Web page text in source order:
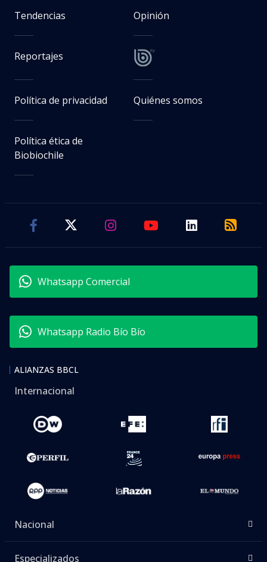
Tendencias Opinión
Reportajes
Política de privacidad Quiénes somos
Política ética de
Biobiochile
Whatsapp Comercial
Whatsapp Radio Bío Bío
ALIANZAS BBCL
Internacional
Nacional
Especializados